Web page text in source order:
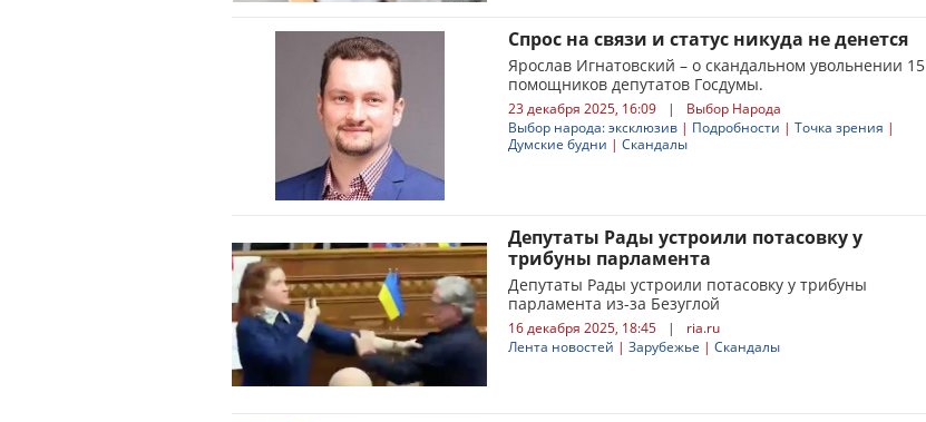
Спрос на связи и статус никуда не денется
Ярослав Игнатовский – о скандальном увольнении 15
помощников депутатов Госдумы.
23 декабря 2025, 16:09 |
Выбор Народа
Выбор народа: эксклюзив | Подробности | Точка зрения |
Думские будни | Скандалы
Депутаты Рады устроили потасовку у
трибуны парламента
Депутаты Рады устроили потасовку у трибуны
парламента из-за Безуглой
16 декабря 2025, 18:45 |
ria.ru
Лента новостей | Зарубежье | Скандалы